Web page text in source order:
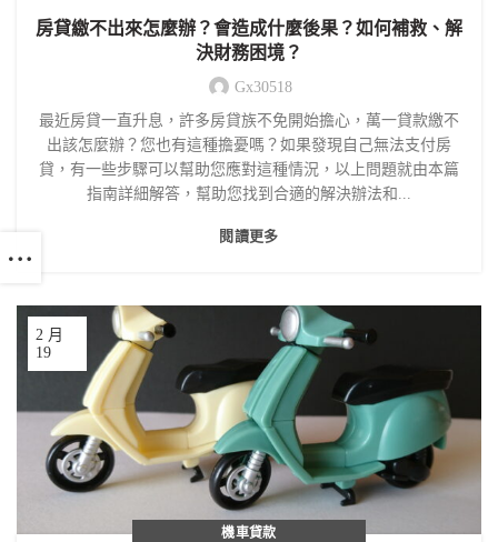
房貸繳不出來怎麼辦？會造成什麼後果？如何補救、解
決財務困境？
Gx30518
最近房貸一直升息，許多房貸族不免開始擔心，萬一貸款繳不
出該怎麼辦？您也有這種擔憂嗎？如果發現自己無法支付房
貸，有一些步驟可以幫助您應對這種情況，以上問題就由本篇
指南詳細解答，幫助您找到合適的解決辦法和...
閱讀更多
19
2 月
機車貸款